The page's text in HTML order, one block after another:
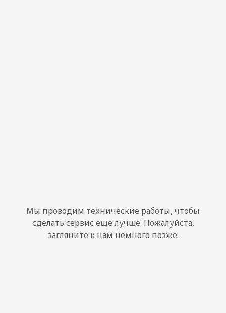
Мы проводим технические работы, чтобы
сделать сервис еще лучше. Пожалуйста,
загляните к нам немного позже.